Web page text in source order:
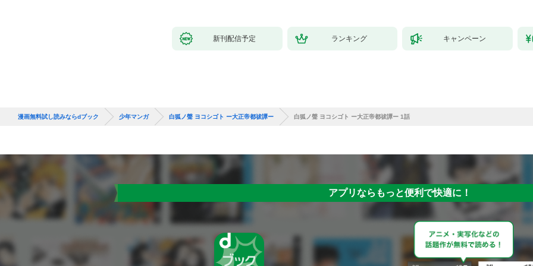
新刊配信予定 ランキング キャンペーン
漫画無料試し読みならdブック 少年マンガ 白狐ノ聲 ヨコシゴト ー大正帝都祓譚ー 白狐ノ聲 ヨコシゴト ー大正帝都祓譚ー 1話
アプリならもっと便利で快適に！